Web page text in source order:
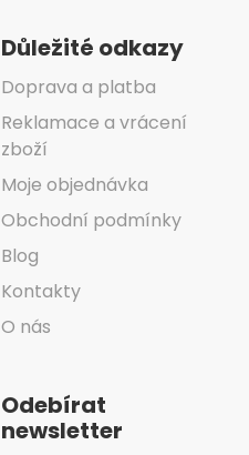
Důležité odkazy
Doprava a platba
Reklamace a vrácení
zboží
Moje objednávka
Obchodní podmínky
Blog
Kontakty
O nás
Odebírat
newsletter